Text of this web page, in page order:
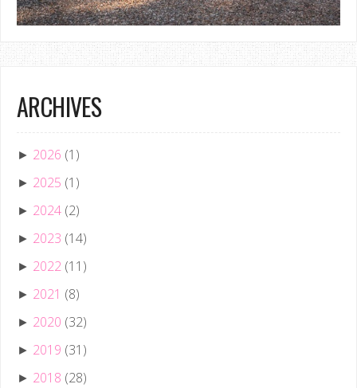
ARCHIVES
► 2026 (1)
► 2025 (1)
► 2024 (2)
► 2023 (14)
► 2022 (11)
► 2021 (8)
► 2020 (32)
► 2019 (31)
► 2018 (28)